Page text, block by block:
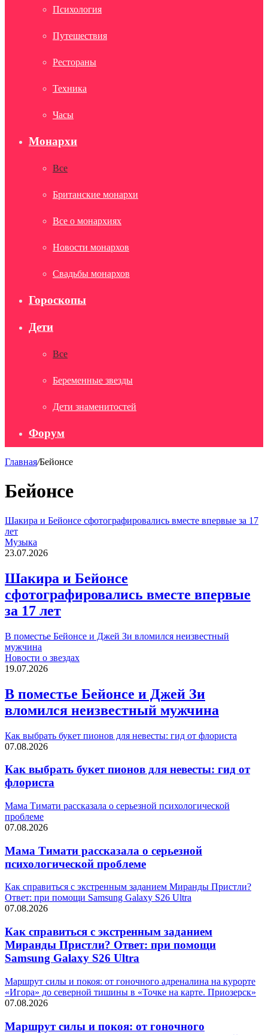
Психология
Путешествия
Рестораны
Техника
Часы
Монархи
Все
Британские монархи
Все о монархиях
Новости монархов
Свадьбы монархов
Гороскопы
Дети
Все
Беременные звезды
Дети знаменитостей
Форум
Главная/Бейонсе
Бейонсе
Шакира и Бейонсе сфотографировались вместе впервые за 17
лет
Музыка
23.07.2026
Шакира и Бейонсе
сфотографировались вместе впервые
за 17 лет
В поместье Бейонсе и Джей Зи вломился неизвестный
мужчина
Новости о звездах
19.07.2026
В поместье Бейонсе и Джей Зи
вломился неизвестный мужчина
Как выбрать букет пионов для невесты: гид от флориста
07.08.2026
Как выбрать букет пионов для невесты: гид от
флориста
Мама Тимати рассказала о серьезной психологической
проблеме
07.08.2026
Мама Тимати рассказала о серьезной
психологической проблеме
Как справиться с экстренным заданием Миранды Пристли?
Ответ: при помощи Samsung Galaxy S26 Ultra
07.08.2026
Как справиться с экстренным заданием
Миранды Пристли? Ответ: при помощи
Samsung Galaxy S26 Ultra
Маршрут силы и покоя: от гоночного адреналина на курорте
«Игора» до северной тишины в «Точке на карте. Приозерск»
07.08.2026
Маршрут силы и покоя: от гоночного